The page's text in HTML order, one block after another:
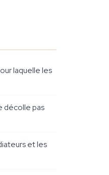
laquelle les
décolle pas
et les